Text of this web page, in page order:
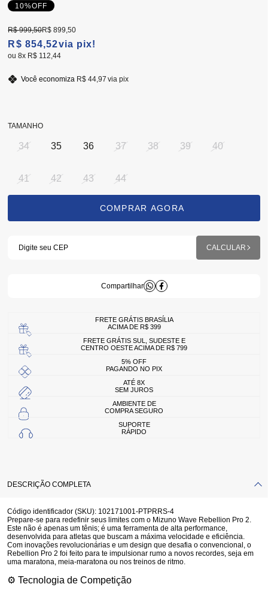
10%OFF
R$ 854,52via pix!
R$ 999,50R$ 899,50
8x R$ 112,44
Você economiza R$ 44,97 via pix
TAMANHO
34 35 36 37 38 39 40
41 42 43 44
FRETE GRÁTIS BRASÍLIA
ACIMA DE R$ 399
FRETE GRÁTIS SUL, SUDESTE E
CENTRO OESTE ACIMA DE R$ 799
5% OFF
PAGANDO NO PIX
ATÉ 8X
SEM JUROS
AMBIENTE DE
COMPRA SEGURO
SUPORTE
RÁPIDO
DESCRIÇÃO COMPLETA
Código identificador (SKU): 102171001-PTPRRS-4
Prepare-se para redefinir seus limites com o Mizuno Wave Rebellion Pro 2.
Este não é apenas um tênis; é uma ferramenta de alta performance,
desenvolvida para atletas que buscam a máxima velocidade e eficiência.
Com inovações revolucionárias e um design que desafia o convencional, o
Rebellion Pro 2 foi feito para te impulsionar rumo a novos recordes, seja em
uma maratona, meia-maratona ou nos treinos de ritmo.
⚙️ Tecnologia de Competição